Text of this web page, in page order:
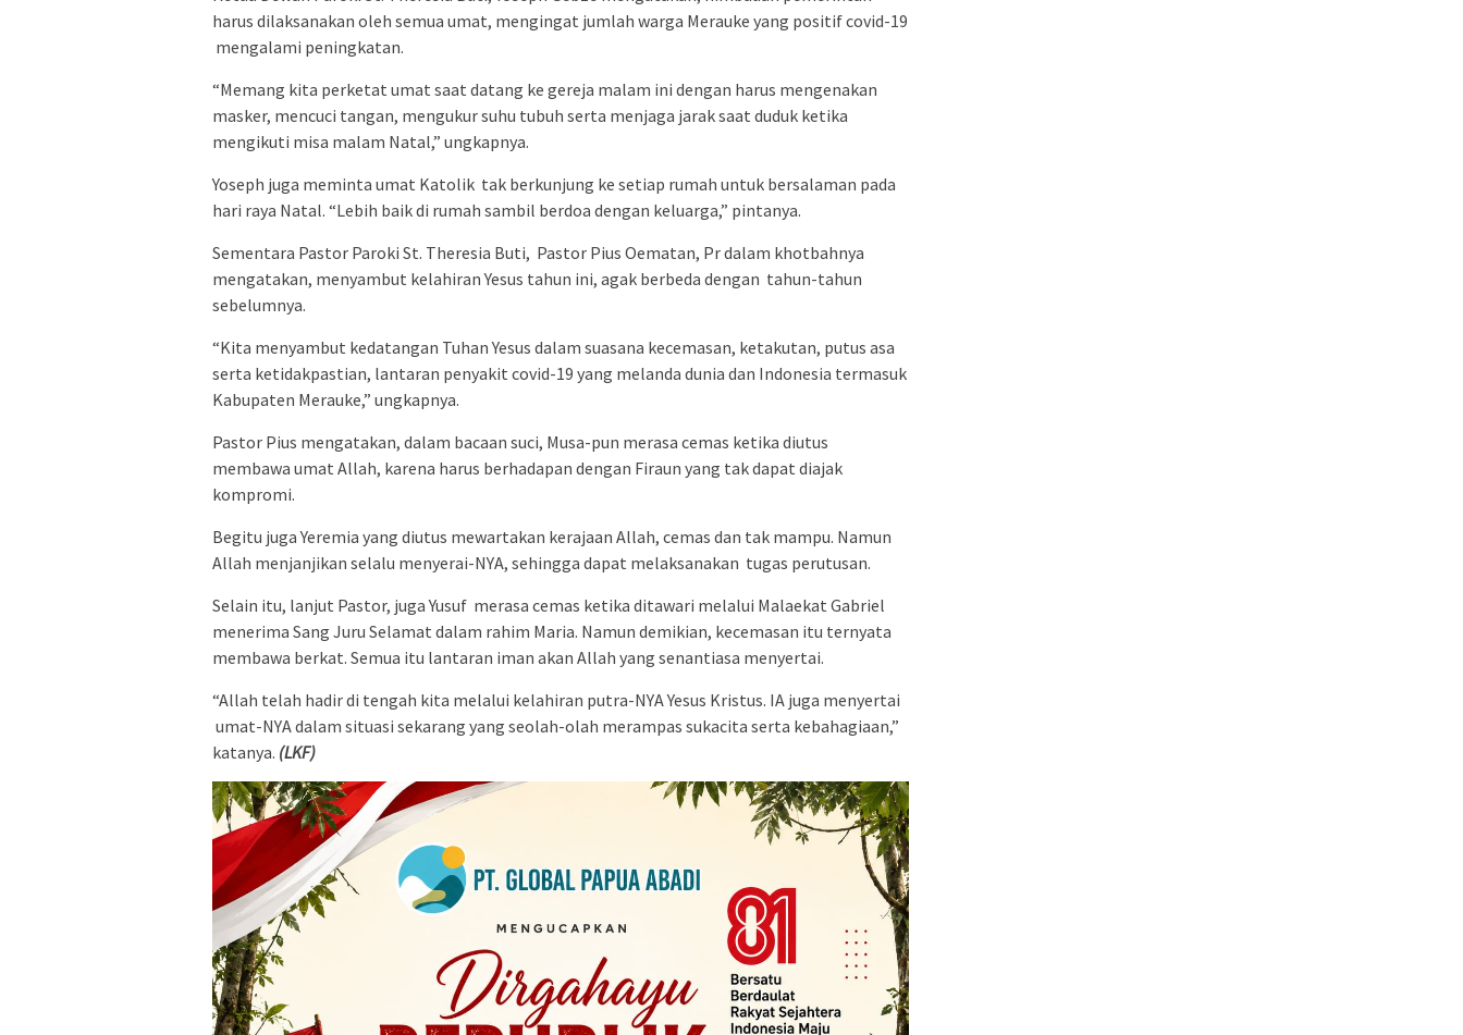
harus dilaksanakan oleh semua umat, mengingat jumlah warga Merauke yang positif covid-19
mengalami peningkatan.
“Memang kita perketat umat saat datang ke gereja malam ini dengan harus mengenakan
masker, mencuci tangan, mengukur suhu tubuh serta menjaga jarak saat duduk ketika
mengikuti misa malam Natal,” ungkapnya.
Yoseph juga meminta umat Katolik tak berkunjung ke setiap rumah untuk bersalaman pada
hari raya Natal. “Lebih baik di rumah sambil berdoa dengan keluarga,” pintanya.
Sementara Pastor Paroki St. Theresia Buti, Pastor Pius Oematan, Pr dalam khotbahnya
mengatakan, menyambut kelahiran Yesus tahun ini, agak berbeda dengan tahun-tahun
sebelumnya.
“Kita menyambut kedatangan Tuhan Yesus dalam suasana kecemasan, ketakutan, putus asa
serta ketidakpastian, lantaran penyakit covid-19 yang melanda dunia dan Indonesia termasuk
Kabupaten Merauke,” ungkapnya.
Pastor Pius mengatakan, dalam bacaan suci, Musa-pun merasa cemas ketika diutus
membawa umat Allah, karena harus berhadapan dengan Firaun yang tak dapat diajak
kompromi.
Begitu juga Yeremia yang diutus mewartakan kerajaan Allah, cemas dan tak mampu. Namun
Allah menjanjikan selalu menyerai-NYA, sehingga dapat melaksanakan tugas perutusan.
Selain itu, lanjut Pastor, juga Yusuf merasa cemas ketika ditawari melalui Malaekat Gabriel
menerima Sang Juru Selamat dalam rahim Maria. Namun demikian, kecemasan itu ternyata
membawa berkat. Semua itu lantaran iman akan Allah yang senantiasa menyertai.
“Allah telah hadir di tengah kita melalui kelahiran putra-NYA Yesus Kristus. IA juga menyertai
umat-NYA dalam situasi sekarang yang seolah-olah merampas sukacita serta kebahagiaan,”
katanya. (LKF)